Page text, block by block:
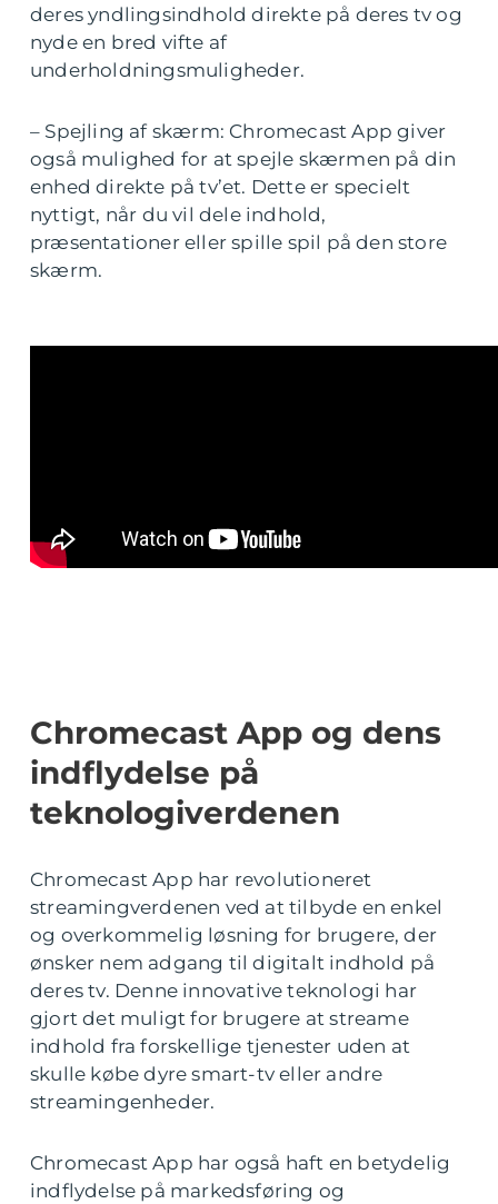
deres yndlingsindhold direkte på deres tv og
nyde en bred vifte af
underholdningsmuligheder.
– Spejling af skærm: Chromecast App giver
også mulighed for at spejle skærmen på din
enhed direkte på tv’et. Dette er specielt
nyttigt, når du vil dele indhold,
præsentationer eller spille spil på den store
skærm.
Chromecast App og dens
indflydelse på
teknologiverdenen
Chromecast App har revolutioneret
streamingverdenen ved at tilbyde en enkel
og overkommelig løsning for brugere, der
ønsker nem adgang til digitalt indhold på
deres tv. Denne innovative teknologi har
gjort det muligt for brugere at streame
indhold fra forskellige tjenester uden at
skulle købe dyre smart-tv eller andre
streamingenheder.
Chromecast App har også haft en betydelig
indflydelse på markedsføring og